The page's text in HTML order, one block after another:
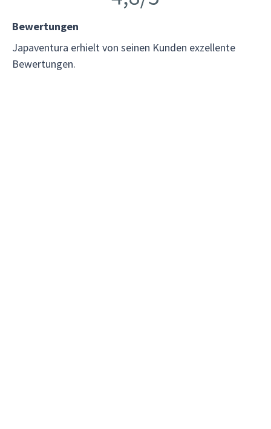
Bewertungen
Japaventura erhielt von seinen Kunden exzellente
Bewertungen.